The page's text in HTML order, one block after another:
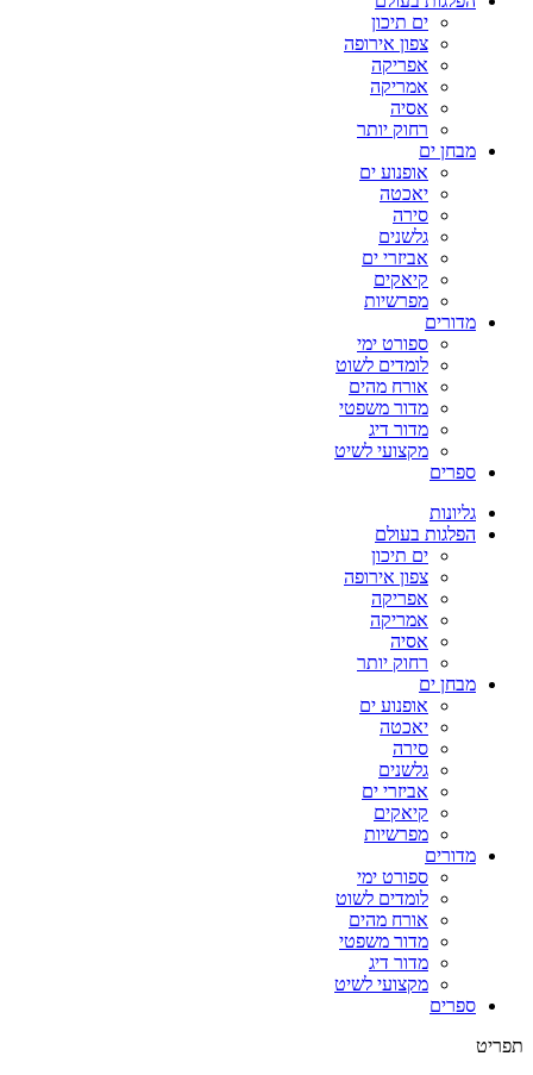
ים תיכון
צפון אירופה
אפריקה
אמריקה
אסיה
רחוק יותר
מבחן ים
אופנוע ים
יאכטה
סירה
גלשנים
אביזרי ים
קיאקים
מפרשיות
מדורים
ספורט ימי
לומדים לשוט
אורח מהים
מדור משפטי
מדור דיג
מקצועי לשיט
ספרים
גליונות
הפלגות בעולם
ים תיכון
צפון אירופה
אפריקה
אמריקה
אסיה
רחוק יותר
מבחן ים
אופנוע ים
יאכטה
סירה
גלשנים
אביזרי ים
קיאקים
מפרשיות
מדורים
ספורט ימי
לומדים לשוט
אורח מהים
מדור משפטי
מדור דיג
מקצועי לשיט
ספרים
תפריט